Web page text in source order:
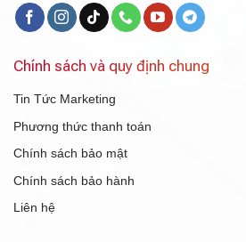
Chính sách và quy định chung
Tin Tức Marketing
Phương thức thanh toán
Chính sách bảo mật
Chính sách bảo hành
Liên hệ